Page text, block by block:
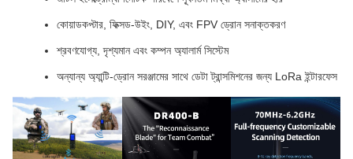
কোয়াডকপ্টার, ফিক্সড-উইং, DIY, এবং FPV ড্রোন সনাক্তকরণ
শ্রবণযোগ্য, দৃশ্যমান এবং কম্পন অ্যালার্ম সিস্টেম
অন্যান্য অ্যান্টি-ড্রোন সরঞ্জামের সাথে ডেটা ট্রান্সমিশনের জন্য LoRa ইন্টারফেস